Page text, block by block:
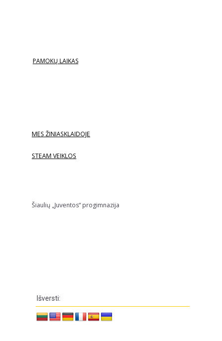
PAMOKŲ LAIKAS
MES ŽINIASKLAIDOJE
STEAM VEIKLOS
Šiaulių „Juventos“ progimnazija
Išversti: